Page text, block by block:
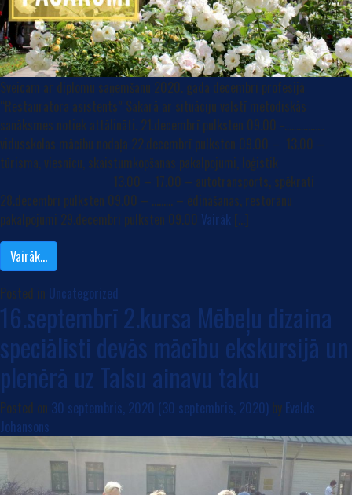
Sveicam ar diplomu saņemšanu 2020. gada decembrī profesijā
“Restauratora asistents” Sakarā ar situāciju valstī metodiskās
sanāksmes notiek attālināti. 21.decembrī pulksten 09.00 -……………..
vidusskolas mācību nodaļa 22.decembrī pulksten 09.00 – 13.00 –
tūrisma, viesnīcu, skaistumkopšanas pakalpojumi, loģistik
13.00 – 17.00 – autotransports, spēkrati
28.decembrī pulksten 09.00 – ……… – ēdināšanas, restorānu
pakalpojumi 29.decembrī pulksten 09.00 Vairāk […]
Vairāk…
Posted in Uncategorized
16.septembrī 2.kursa Mēbeļu dizaina
speciālisti devās mācību ekskursijā un
plenērā uz Talsu ainavu taku
Posted on 30 septembris, 2020 (30 septembris, 2020) by Evalds
Johansons